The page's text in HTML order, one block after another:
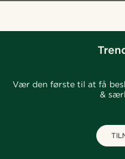
Vær den første til at få
&